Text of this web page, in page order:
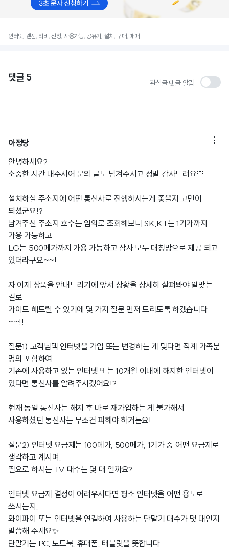
인터넷, 랜선, 티비, 신청, 사용가능, 공유기, 설치, 구매, 매매
댓글 5 관심글 댓글 알림
아정당 
안녕하세요?
소중한 시간 내주시어 문의 글도 남겨주시고 정말 감사드려요💛
설치하실 주소지에 어떤 통신사로 진행하시는게 좋을지 고민이
되셨군요!?
남겨주신 주소지 호수는 임의로 조회해보니 SK,KT는 1기가까지
가용 가능하고
LG는 500메가까지 가용 가능하고 삼사 모두 대칭망으로 제공 되고
있더라구요~~!
자 이제 상품을 안내드리기에 앞서 상황을 상세히 살펴봐야 알맞는
길로
가이드 해드릴 수 있기에 몇 가지 질문 먼저 드리도록 하겠습니다
~~!!
질문1) 고객님댁 인터넷을 가입 또는 변경하는 게 맞다면 직계 가족분
명의 포함하여
기존에 사용하고 있는 인터넷 또는 10개월 이내에 해지한 인터넷이
있다면 통신사를 알려주시겠어요!?
현재 동일 통신사는 해지 후 바로 재가입하는 게 불가해서
사용하셨던 통신사는 무조건 피해야 하거든요!
질문2) 인터넷 요금제는 100메가, 500메가, 1기가 중 어떤 요금제로
생각하고 계시며,
필요로 하시는 TV 대수는 몇 대 일까요?
인터넷 요금제 결정이 어려우시다면 평소 인터넷을 어떤 용도로
쓰시는지,
와이파이 또는 인터넷을 연결하여 사용하는 단말기 대수가 몇 대인지
말씀해 주세요✨
단말기는 PC, 노트북, 휴대폰, 태블릿을 뜻합니다.